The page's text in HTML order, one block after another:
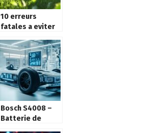
10 erreurs
fatales a eviter
robot tondeuse
a prix bas
Bosch S4008 –
Batterie de